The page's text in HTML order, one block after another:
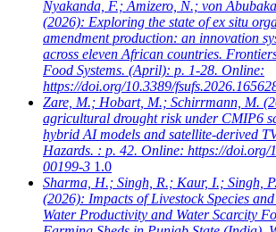
Nyakanda, F.; Amizero, N.; von
(2026): Exploring the state of ex situ
amendment production: an innovation
across eleven African countries.
Food Systems. (April): p. 1-28. Online:
https://doi.org/10.3389/
Zare, M.; Hobart, M.; Schirrmann, M.
agricultural drought risk under CMIP6
hybrid AI models and satellite-derived
Hazards. : p. 42. Online: https://doi.org/
00199-3 1.0
Sharma, H.; Singh, R.; Kaur, I.; Singh,
(2026): Impacts of Livestock Species
Water Productivity and Water Scarcity